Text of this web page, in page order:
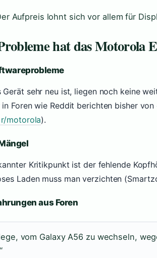
Aufpreis lohnt sich vor allem für
hat das Motorola
Gerät sehr neu ist, liegen noch keine
Foren wie Reddit berichten bisher
motorola).
Kritikpunkt ist der fehlende
Laden muss man verzichten
aus Foren
vom Galaxy A56 zu wechseln,